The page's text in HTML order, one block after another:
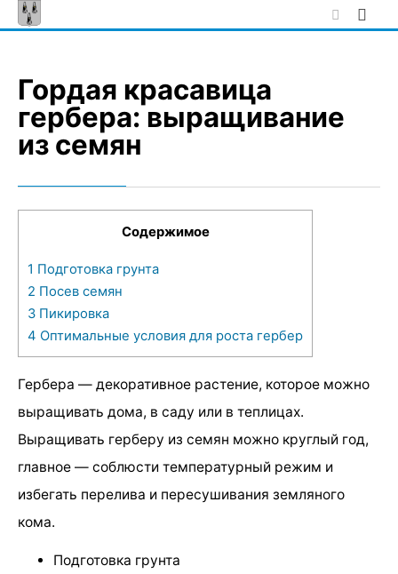
Skip
to
Гордая красавица
гербера: выращивание
из семян
Содержимое
1 Подготовка грунта
2 Посев семян
3 Пикировка
4 Оптимальные условия для роста гербер
Гербера — декоративное растение, которое можно
выращивать дома, в саду или в теплицах.
Выращивать герберу из семян можно круглый год,
главное — соблюсти температурный режим и
избегать перелива и пересушивания земляного
кома.
Подготовка грунта